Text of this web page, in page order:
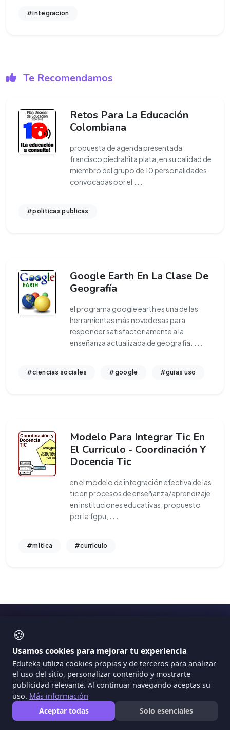
#integracion
Te Recomendamos
Retos Para La Educación
Colombiana
propuesta de agenda presentada
francisco piedrahita plata, en su calidad de
miembro del grupo de 10 personalidades
convocadas por el ...
#politicas publicas
Google Earth En La Clase De
Geografía
el programa google earth es una de las
herramientas más novedosas para
responder satisfactoriamente a la
enseñanza actualizada de geografía. ...
#ciencias sociales #google #guias uso
Modelo Para Integrar Tic En
El Curriculo - Coordinación Y
Docencia Tic
en el modelo de integración efectiva de las
tic en procesos de enseñanza/aprendizaje
en instituciones educativas, propuesto
por la fgpu, ...
#mitica #curriculo
🍪
Usamos cookies para mejorar tu experiencia
Eduteka utiliza cookies propias y de terceros para analizar
el uso del sitio, personalizar contenido y mostrarte
publicidad relevante. Al continuar navegando aceptas su
uso. Más información
Aceptar todas
Solo esenciales
Secciones
Artículos
Módulos
Proyectos